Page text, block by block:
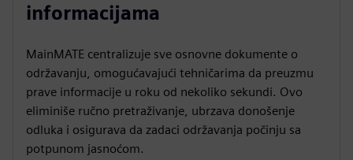
informacijama
MainMATE centralizuje sve osnovne dokumente o
održavanju, omogućavajući tehničarima da preuzmu
prave informacije u roku od nekoliko sekundi. Ovo
eliminiše ručno pretraživanje, ubrzava donošenje
odluka i osigurava da zadaci održavanja počinju sa
potpunom jasnoćom.